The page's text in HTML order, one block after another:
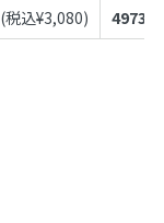
(税込¥3,080)